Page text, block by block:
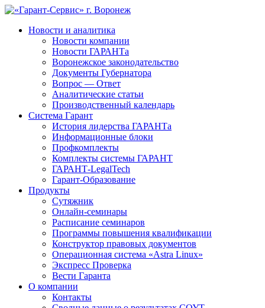
Новости и аналитика
Новости компании
Новости ГАРАНТа
Воронежское законодательство
Документы Губернатора
Вопрос — Ответ
Аналитические статьи
Производственный календарь
Система Гарант
История лидерства ГАРАНТа
Информационные блоки
Профкомплекты
Комплекты системы ГАРАНТ
ГАРАНТ-LegalTech
Гарант-Образование
Продукты
Сутяжник
Онлайн-семинары
Расписание семинаров
Программы повышения квалификации
Конструктор правовых документов
Операционная система «Astra Linux»
Экспресс Проверка
Вести Гаранта
О компании
Контакты